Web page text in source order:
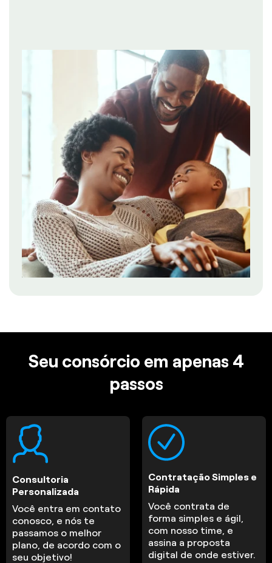
Seu consórcio em apenas 4
passos
Consultoria
Personalizada
Você entra em contato
conosco, e nós te
passamos o melhor
plano, de acordo com o
seu objetivo!
Contratação Simples e
Rápida
Você contrata de
forma simples e ágil,
com nosso time, e
assina a proposta
digital de onde estiver.